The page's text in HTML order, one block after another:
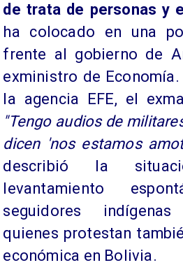
de trata de personas y
ha colocado en una
frente al gobierno de
exministro de
la agencia EFE, el
"Tengo audios de
dicen 'nos estamos
describió la
levantamiento
seguidores
quienes protestan
económica en Bolivia.